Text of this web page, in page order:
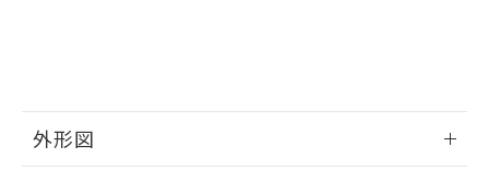
外形図
品・サービスに関するお客様との取